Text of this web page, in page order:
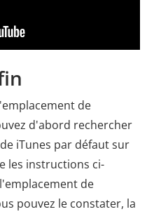
de
d'abord rechercher
iTunes par défaut sur
les instructions ci-
de
pouvez le constater, la